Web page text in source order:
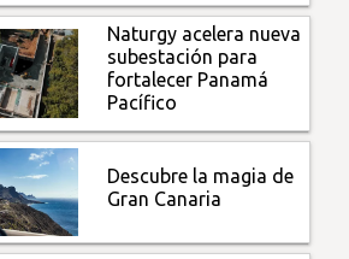
Naturgy acelera nueva
subestación para
fortalecer Panamá
Pacífico
Descubre la magia de
Gran Canaria